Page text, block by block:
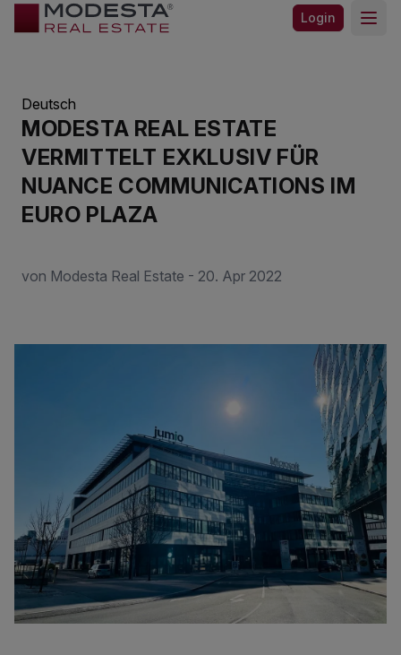
Login
Deutsch
MODESTA REAL ESTATE
VERMITTELT EXKLUSIV FÜR
NUANCE COMMUNICATIONS IM
EURO PLAZA
von Modesta Real Estate - 20. Apr 2022